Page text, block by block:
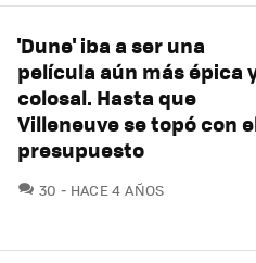
'Dune' iba a ser una
película aún más épica
colosal. Hasta que
Villeneuve se topó con
presupuesto
30 COMENTARIOS
HACE 4 AÑOS